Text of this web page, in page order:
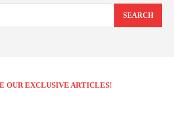
SEARCH
OUR EXCLUSIVE ARTICLES!